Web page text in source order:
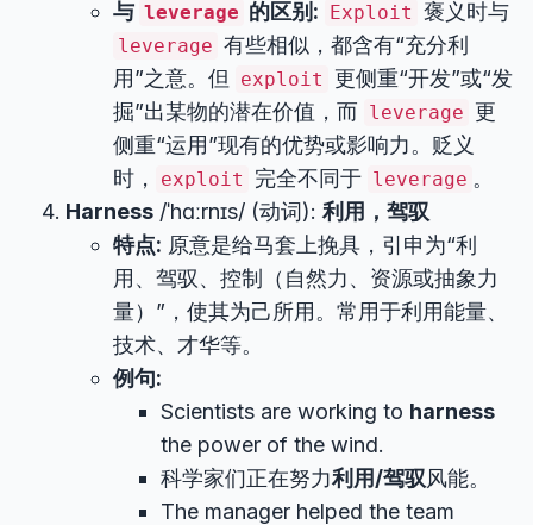
与 leverage 的区别: Exploit 褒义时与
leverage 有些相似，都含有“充分利
用”之意。但
exploit
更侧重“开发”或“发
掘”出某物的潜在价值，而 leverage 更
侧重“运用”现有的优势或影响力。贬义
时，
exploit 完全不同于 leverage 。
Harness /ˈhɑːrnɪs/ (动词): 利用，驾驭
特点: 原意是给马套上挽具，引申为“利
用、驾驭、控制（自然力、资源或抽象力
量）”，使其为己所用。常用于利用能量、
技术、才华等。
例句:
Scientists are working to harness
the power of the wind.
科学家们正在努力利用/驾驭风能。
The manager helped the team